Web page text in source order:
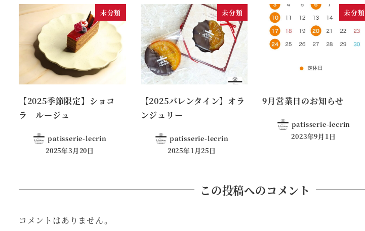
未分類
【2025季節限定】ショコ
ラ ルージュ
patisserie-lecrin
2025年3月20日
未分類
【2025バレンタイン】オラ
ンジュリー
patisserie-lecrin
2025年1月25日
未分類
9月営業日のお知らせ
patisserie-lecrin
2023年9月1日
この投稿へのコメント
コメントはありません。